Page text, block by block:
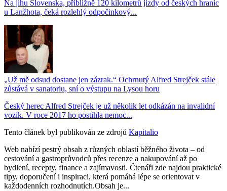
Na jihu Slovenska, přibližně 120 kilometrů jízdy od českých hranic
u Lanžhota, čeká rozlehlý odpočinkový...
„Už mě odsud dostane jen zázrak.“ Ochrnutý Alfred Strejček stále
zůstává v sanatoriu, sní o výstupu na Lysou horu
Český herec Alfred Strejček je už několik let odkázán na invalidní
vozík. V roce 2017 ho postihla nemoc...
Tento článek byl publikován ze zdrojů Kapitalio
Web nabízí pestrý obsah z různých oblastí běžného života – od
cestování a gastroprůvodců přes recenze a nakupování až po
bydlení, recepty, finance a zajímavosti. Čtenáři zde najdou praktické
tipy, doporučení i inspiraci, která pomáhá lépe se orientovat v
každodenních rozhodnutích.Obsah je...